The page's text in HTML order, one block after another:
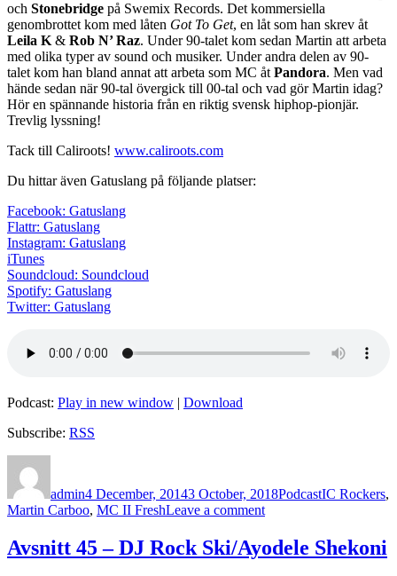
och Stonebridge på Swemix Records. Det kommersiella
genombrottet kom med låten Got To Get, en låt som han skrev åt
Leila K & Rob N’ Raz. Under 90-talet kom sedan Martin att arbeta
med olika typer av sound och musiker. Under andra delen av 90-
talet kom han bland annat att arbeta som MC åt Pandora. Men vad
hände sedan när 90-tal övergick till 00-tal och vad gör Martin idag?
Hör en spännande historia från en riktig svensk hiphop-pionjär.
Trevlig lyssning!
Tack till Caliroots! www.caliroots.com
Du hittar även Gatuslang på följande platser:
Facebook: Gatuslang
Flattr: Gatuslang
Instagram: Gatuslang
iTunes
Soundcloud: Soundcloud
Spotify: Gatuslang
Twitter: Gatuslang
Podcast: Play in new window | Download
Subscribe: RSS
admin4 December, 20143 October, 2018PodcastIC Rockers,
Martin Carboo, MC II FreshLeave a commenton
–
Avsnitt 45 – DJ Rock Ski/Ayodele Shekoni